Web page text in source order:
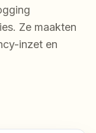
Ze maakten
inzet en